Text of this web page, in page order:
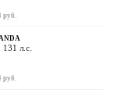
руб.
л.с.
руб.